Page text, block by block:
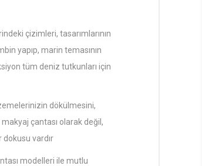
çizimleri, tasarımlarının
yapıp, marin temasının
tüm deniz tutkunları için
dökülmesini,
makyaj çantası olarak değil,
dokusu vardır
modelleri ile mutlu